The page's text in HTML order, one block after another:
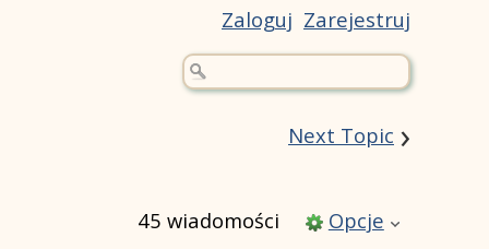
Zaloguj Zarejestruj
Next Topic ›
45 wiadomości
Opcje